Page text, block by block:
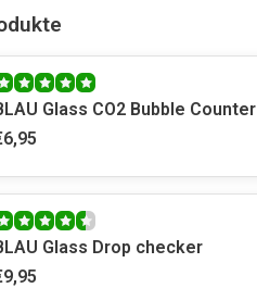
Glass CO2 Bubble Counter
Glass Drop checker